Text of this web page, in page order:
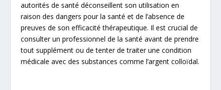
autorités de santé déconseillent son utilisation en
raison des dangers pour la santé et de l’absence de
preuves de son efficacité thérapeutique. Il est crucial de
consulter un professionnel de la santé avant de prendre
tout supplément ou de tenter de traiter une condition
médicale avec des substances comme l’argent colloïdal.